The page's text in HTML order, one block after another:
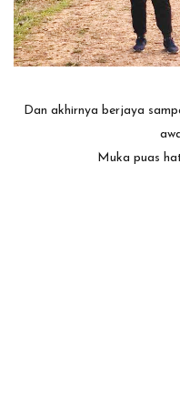
Dan akhirnya berjaya
Muka puas